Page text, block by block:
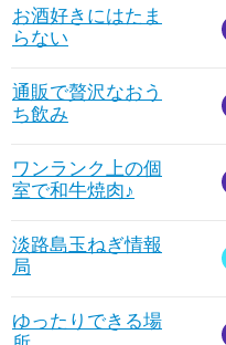
お酒好きにはたま
らない
通販で贅沢なおう
ち飲み
ワンランク上の個
室で和牛焼肉♪
淡路島玉ねぎ情報
局
ゆったりできる場